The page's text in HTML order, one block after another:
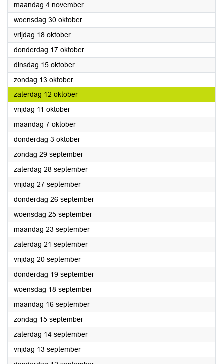
maandag 4 november2024
woensdag 30 oktober2024
vrijdag 18 oktober2024
donderdag 17 oktober2024
dinsdag 15 oktober2024
zondag 13 oktober2024
zaterdag 12 oktober2024
vrijdag 11 oktober2024
maandag 7 oktober2024
donderdag 3 oktober2024
zondag 29 september2024
zaterdag 28 september2024
vrijdag 27 september2024
donderdag 26 september2024
woensdag 25 september2024
maandag 23 september2024
zaterdag 21 september2024
vrijdag 20 september2024
donderdag 19 september2024
woensdag 18 september2024
maandag 16 september2024
zondag 15 september2024
zaterdag 14 september2024
vrijdag 13 september2024